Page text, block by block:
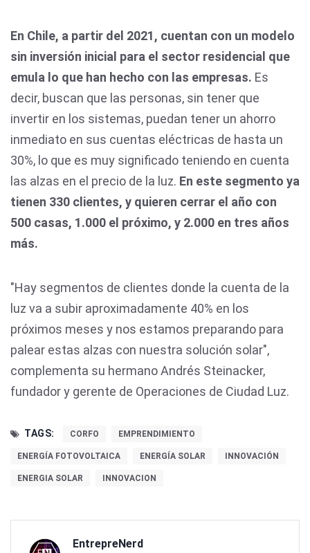
En Chile, a partir del 2021, cuentan con un modelo
sin inversión inicial para el sector residencial que
emula lo que han hecho con las empresas. Es
decir, buscan que las personas, sin tener que
invertir en los sistemas, puedan tener un ahorro
inmediato en sus cuentas eléctricas de hasta un
30%, lo que es muy significado teniendo en cuenta
las alzas en el precio de la luz. En este segmento ya
tienen 330 clientes, y quieren cerrar el año con
500 casas, 1.000 el próximo, y 2.000 en tres años
más.
"Hay segmentos de clientes donde la cuenta de la
luz va a subir aproximadamente 40% en los
próximos meses y nos estamos preparando para
palear estas alzas con nuestra solución solar",
complementa su hermano Andrés Steinacker,
fundador y gerente de Operaciones de Ciudad Luz.
TAGS: CORFO EMPRENDIMIENTO
ENERGÍA FOTOVOLTAICA ENERGÍA SOLAR INNOVACIÓN
ENERGIA SOLAR INNOVACION
EntrepreNerd